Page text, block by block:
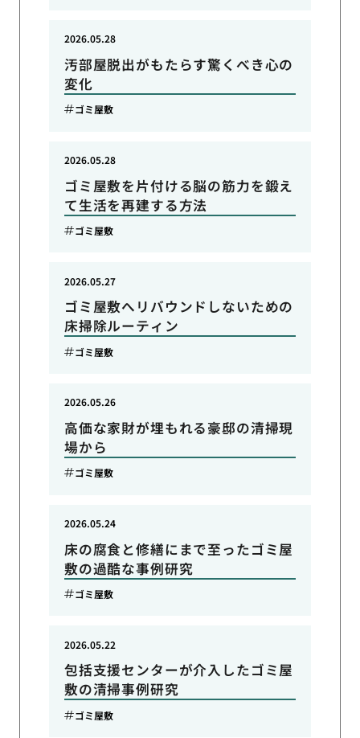
汚部屋脱出がもたらす驚くべき心の
変化
2026.05.28
ゴミ屋敷
ゴミ屋敷を片付ける脳の筋力を鍛え
て生活を再建する方法
2026.05.28
ゴミ屋敷
ゴミ屋敷へリバウンドしないための
床掃除ルーティン
2026.05.27
ゴミ屋敷
高価な家財が埋もれる豪邸の清掃現
場から
2026.05.26
ゴミ屋敷
床の腐食と修繕にまで至ったゴミ屋
敷の過酷な事例研究
2026.05.24
ゴミ屋敷
包括支援センターが介入したゴミ屋
敷の清掃事例研究
2026.05.22
ゴミ屋敷